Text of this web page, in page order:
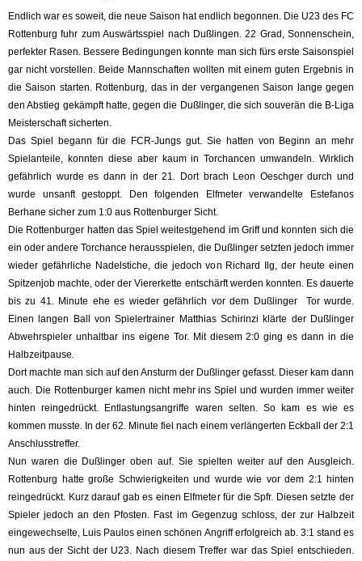
Endlich war es soweit, die neue Saison hat endlich begonnen. Die U23 des FC
Rottenburg fuhr zum Auswärtsspiel nach Dußlingen. 22 Grad, Sonnenschein,
perfekter Rasen. Bessere Bedingungen konnte man sich fürs erste Saisonspiel
gar nicht vorstellen. Beide Mannschaften wollten mit einem guten Ergebnis in
die Saison starten. Rottenburg, das in der vergangenen Saison lange gegen
den Abstieg gekämpft hatte, gegen die Dußlinger, die sich souverän die B-Liga
Meisterschaft sicherten.
Das Spiel begann für die FCR-Jungs gut. Sie hatten von Beginn an mehr
Spielanteile, konnten diese aber kaum in Torchancen umwandeln. Wirklich
gefährlich wurde es dann in der 21. Dort brach Leon Oeschger durch und
wurde unsanft gestoppt. Den folgenden Elfmeter verwandelte Estefanos
Berhane sicher zum 1:0 aus Rottenburger Sicht.
Die Rottenburger hatten das Spiel weitestgehend im Griff und konnten sich die
ein oder andere Torchance herausspielen, die Dußlinger setzten jedoch immer
wieder gefährliche Nadelstiche, die jedoch von Richard Ilg, der heute einen
Spitzenjob machte, oder der Viererkette entschärft werden konnten. Es dauerte
bis zu 41. Minute ehe es wieder gefährlich vor dem Dußlinger Tor wurde.
Einen langen Ball von Spielertrainer Matthias Schirinzi klärte der Dußlinger
Abwehrspieler unhaltbar ins eigene Tor. Mit diesem 2:0 ging es dann in die
Halbzeitpause.
Dort machte man sich auf den Ansturm der Dußlinger gefasst. Dieser kam dann
auch. Die Rottenburger kamen nicht mehr ins Spiel und wurden immer weiter
hinten reingedrückt. Entlastungsangriffe waren selten. So kam es wie es
kommen musste. In der 62. Minute fiel nach einem verlängerten Eckball der 2:1
Anschlusstreffer.
Nun waren die Dußlinger oben auf. Sie spielten weiter auf den Ausgleich.
Rottenburg hatte große Schwierigkeiten und wurde wie vor dem 2:1 hinten
reingedrückt. Kurz darauf gab es einen Elfmeter für die Spfr. Diesen setzte der
Spieler jedoch an den Pfosten. Fast im Gegenzug schloss, der zur Halbzeit
eingewechselte, Luis Paulos einen schönen Angriff erfolgreich ab. 3:1 stand es
nun aus der Sicht der U23. Nach diesem Treffer war das Spiel entschieden.